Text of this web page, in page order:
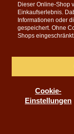
KONTAKT
info@teeauslese.de
Dieser Online-Shop
Einkaufserlebnis.
Informationen oder
gespeichert. Ohne
Shops
Cookie-
Einstellungen